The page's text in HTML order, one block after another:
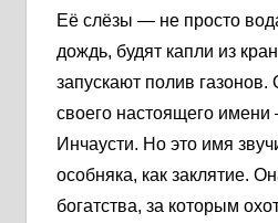
Её слёзы — не просто
дождь, будят капли из
запускают полив
своего настоящего
Инчаусти. Но это имя
особняка, как заклятие.
богатства, за которым